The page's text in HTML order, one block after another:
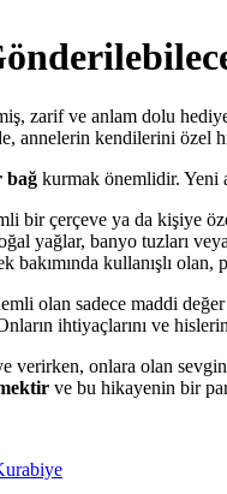
zarif ve anlam dolu
annelerin kendilerini özel
bağ kurmak önemlidir. Yeni
bir çerçeve ya da kişiye
yağlar, banyo tuzları
bakımında kullanışlı olan,
olan sadece maddi
ihtiyaçlarını ve
verirken, onlara olan
ve bu hikayenin bir